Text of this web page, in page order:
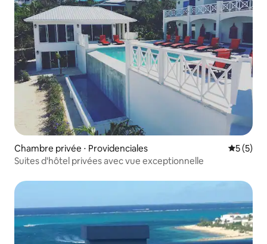
Chambre privée ⋅ Providenciales
5 (5)
Suites d'hôtel privées avec vue exceptionnelle